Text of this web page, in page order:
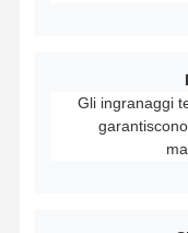
Gli ingranaggi